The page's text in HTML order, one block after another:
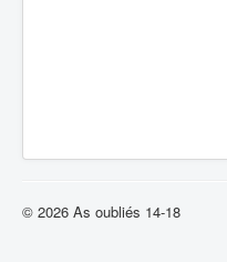
© 2026 As oubliés 14-18